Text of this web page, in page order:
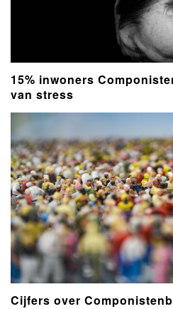
15% inwoners
van stress
Cijfers over